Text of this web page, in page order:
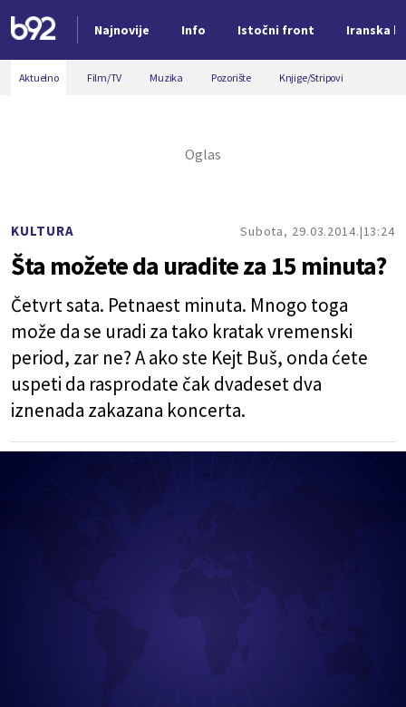
Najnovije Info Istočni front Iranska
Nova vest
Aktuelno Film/TV Muzika Pozorište Knjige/Stripovi
KULTURA Subota, 29.03.2014. 13:24
Šta možete da uradite za 15 minuta?
Četvrt sata. Petnaest minuta. Mnogo toga
može da se uradi za tako kratak vremenski
period, zar ne? A ako ste Kejt Buš, onda ćete
uspeti da rasprodate čak dvadeset dva
iznenada zakazana koncerta.